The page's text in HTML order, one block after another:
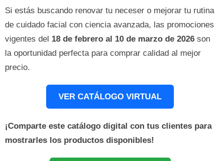
Si estás buscando renovar tu neceser o mejorar tu rutina
de cuidado facial con ciencia avanzada, las promociones
vigentes del 18 de febrero al 10 de marzo de 2026 son
la oportunidad perfecta para comprar calidad al mejor
precio.
VER CATÁLOGO VIRTUAL
¡Comparte este catálogo digital con tus clientes para
mostrarles los productos disponibles!